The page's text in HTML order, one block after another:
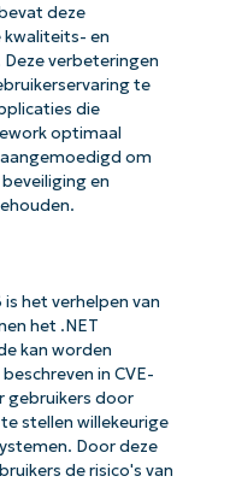
deze
kwaliteits- en
verbeteringen
te
die
optimaal
om
en
het verhelpen van
het .NET
kan worden
in CVE-
gebruikers door
stellen willekeurige
Door deze
de risico's van